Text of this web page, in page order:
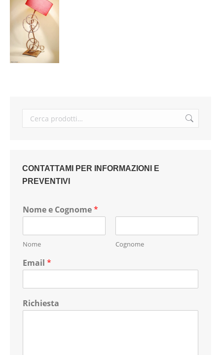
CONTATTAMI PER INFORMAZIONI E
PREVENTIVI
Nome e Cognome*
Nome Cognome
Email *
Richiesta